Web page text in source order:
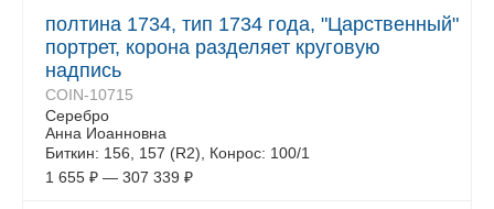
полтина 1734, тип 1734 года, "Царственный"
портрет, корона разделяет круговую
надпись
COIN-10715
Серебро
Анна Иоанновна
Биткин: 156, 157 (R2), Конрос: 100/1
1 655 ₽ — 307 339 ₽